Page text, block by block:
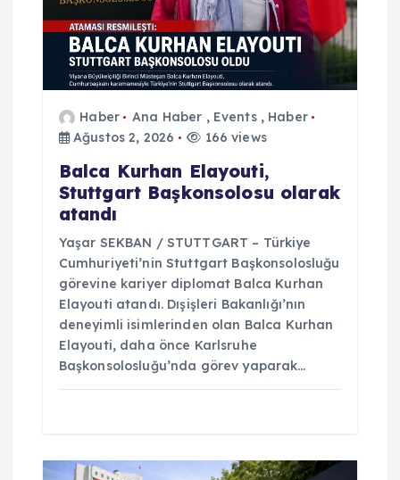
s
Haber Ana Haber , Events, Haber
Ağustos 2, 2026
166 views
Balca Kurhan Elayouti,
Stuttgart Başkonsolosu olarak
atandı
Yaşar SEKBAN / STUTTGART – Türkiye
Cumhuriyeti’nin Stuttgart Başkonsolosluğu
görevine kariyer diplomat Balca Kurhan
Elayouti atandı. Dışişleri Bakanlığı’nın
deneyimli isimlerinden olan Balca Kurhan
Elayouti, daha önce Karlsruhe
Başkonsolosluğu’nda görev yaparak…